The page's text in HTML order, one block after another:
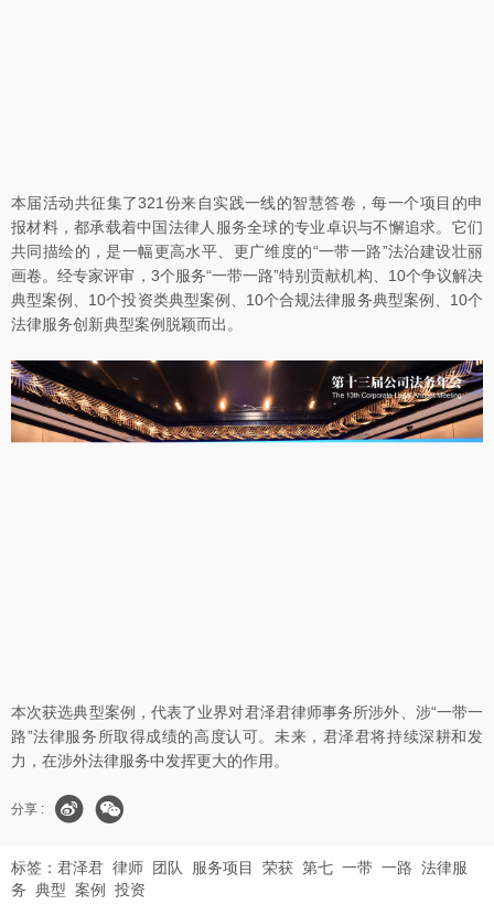
本届活动共征集了321份来自实践一线的智慧答卷，每一个项目的申
报材料，都承载着中国法律人服务全球的专业卓识与不懈追求。它们
共同描绘的，是一幅更高水平、更广维度的“一带一路”法治建设壮丽
画卷。经专家评审，3个服务“一带一路”特别贡献机构、10个争议解决
典型案例、10个投资类典型案例、10个合规法律服务典型案例、10个
法律服务创新典型案例脱颖而出。
本次获选典型案例，代表了业界对君泽君律师事务所涉外、涉“一带一
路”法律服务所取得成绩的高度认可。未来，君泽君将持续深耕和发
力，在涉外法律服务中发挥更大的作用。
分享 :
标签： 君泽君 律师 团队 服务项目 荣获 第七 一带 一路 法律服
务 典型 案例 投资